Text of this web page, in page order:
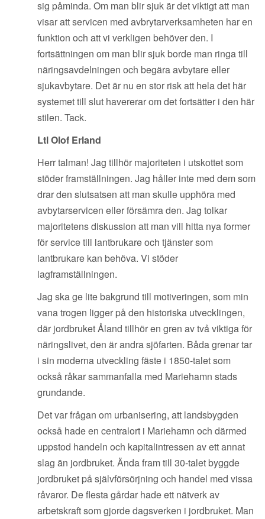
sig påminda. Om man blir sjuk är det viktigt att man
visar att servicen med avbrytarverksamheten har en
funktion och att vi verkligen behöver den. I
fortsättningen om man blir sjuk borde man ringa till
näringsavdelningen och begära avbytare eller
sjukavbytare. Det är nu en stor risk att hela det här
systemet till slut havererar om det fortsätter i den här
stilen. Tack.
Ltl Olof Erland
Herr talman! Jag tillhör majoriteten i utskottet som
stöder framställningen. Jag håller inte med dem som
drar den slutsatsen att man skulle upphöra med
avbytarservicen eller försämra den. Jag tolkar
majoritetens diskussion att man vill hitta nya former
för service till lantbrukare och tjänster som
lantbrukare kan behöva. Vi stöder
lagframställningen.
Jag ska ge lite bakgrund till motiveringen, som min
vana trogen ligger på den historiska utvecklingen,
där jordbruket Åland tillhör en gren av två viktiga för
näringslivet, den är andra sjöfarten. Båda grenar tar
i sin moderna utveckling fäste i 1850-talet som
också råkar sammanfalla med Mariehamn stads
grundande.
Det var frågan om urbanisering, att landsbygden
också hade en centralort i Mariehamn och därmed
uppstod handeln och kapitalintressen av ett annat
slag än jordbruket. Ända fram till 30-talet byggde
jordbruket på självförsörjning och handel med vissa
råvaror. De flesta gårdar hade ett nätverk av
arbetskraft som gjorde dagsverken i jordbruket. Man